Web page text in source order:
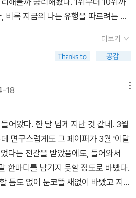
비록 지금의 나는 유행을 따르려는 뱁
위부터 10위라는 목록은 달갑지 않다.
까? 아,,,, 기억력이 미천하다. 그래서
눈길을 주던 나의 성격에 맞기도 하고
강 작가의 책을 1위에 올려놓을 수 있
도 아니고 사춘기 궤변도 아니지만 남
그냥 내 맘대로 하련다. 그리하여 1위
책을 읽기 전 몇 권의 한강 작가 소설
>는 엉엉 울면서 읽었지만 <그대 차
어려워 알라딘에 팔기까지 했다. 이후
읽고는, 난해하지만 어쩐지 공감이
더보기
18
어왔다. 한 달 넘게 지난 것 같네. 3월
면구스럽게도 그 페이퍼가 3월 '이달
다는 전갈을 받았음에도, 들어와서
한마디를 남기지 못할 정도로 바빴다.
틈도 없이 눈코뜰 새없이 바빴고 지금